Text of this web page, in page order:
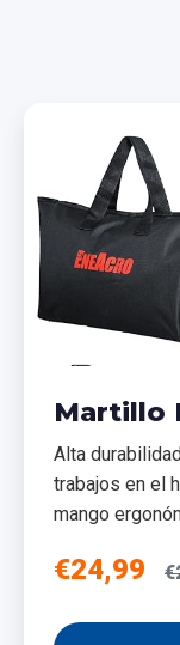
Martillo
Alta
trabajos en el
mango
€24,99